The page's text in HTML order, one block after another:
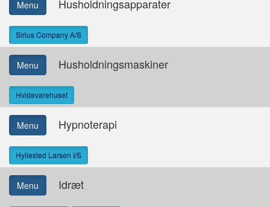
Menu Husholdningsapparater
Sirius Company A/S
Menu Husholdningsmaskiner
Hvidevarehuset
Menu Hypnoterapi
Hyllested Larsen I/S
Menu Idræt